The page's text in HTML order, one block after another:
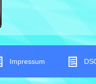
Impressum